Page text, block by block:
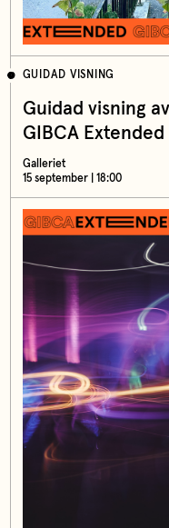
GUIDAD VISNING
Guidad visning
GIBCA Extended
Galleriet
15 september | 18:00